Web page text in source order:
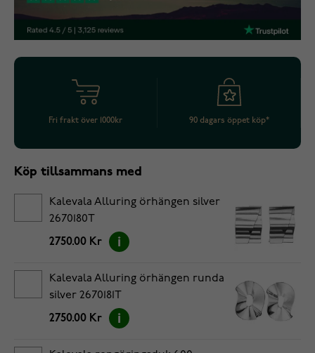
Fri frakt över 1000kr 90 dagars öppet köp*
Köp tillsammans med
Kalevala Alluring örhängen silver
2670180T
2750.00 Kr
Kalevala Alluring örhängen runda
silver 2670181T
2750.00 Kr